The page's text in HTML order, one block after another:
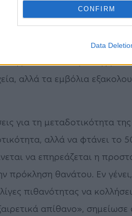
CONFIRM
Data
τη μεταδοτικότητα της
αλλά τα εμβόλια
για τη μεταδοτικότητα
αλλά να φτάνει το
να επηρεάζεται η
πρόκληση θανάτου. Εν
πιθανότητας να
απίθανο», σημείωσε